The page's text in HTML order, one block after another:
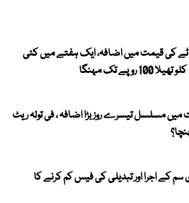
کی قیمت میں اضافہ، ایک ہفتے میں کئی
مسلسل تیسرے روز بڑا اضافہ ، فی تولہ ریٹ
کے اجرا اور تبدیلی کی فیس کم کرنے کا